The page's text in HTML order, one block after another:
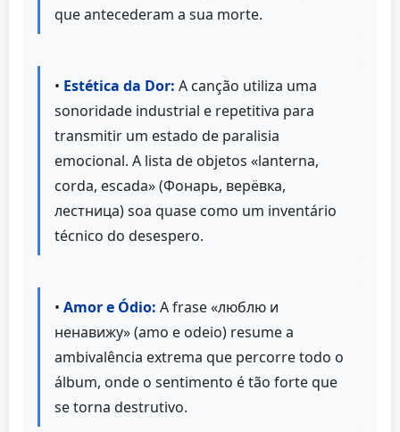
que antecederam a sua morte.
• Estética da Dor: A canção utiliza uma
sonoridade industrial e repetitiva para
transmitir um estado de paralisia
emocional. A lista de objetos «lanterna,
corda, escada» (Фонарь, верёвка,
лестница) soa quase como um inventário
técnico do desespero.
• Amor e Ódio: A frase «люблю и
ненавижу» (amo e odeio) resume a
ambivalência extrema que percorre todo o
álbum, onde o sentimento é tão forte que
se torna destrutivo.